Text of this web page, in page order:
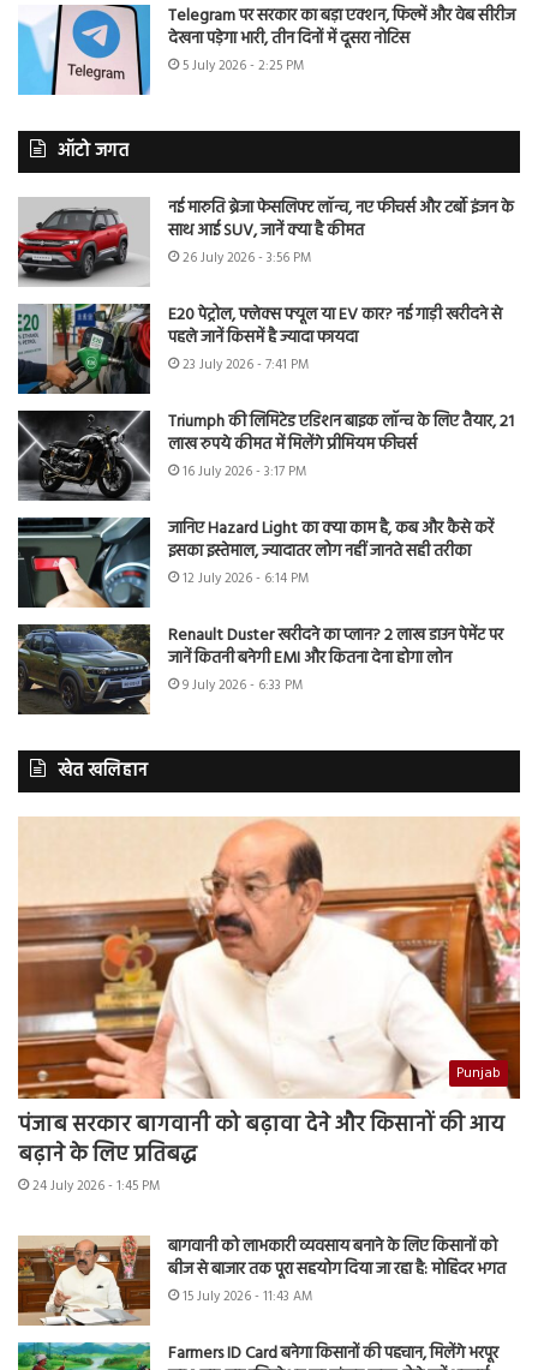
Telegram पर सरकार का बड़ा एक्शन, फिल्में और वेब सीरीज
देखना पड़ेगा भारी, तीन दिनों में दूसरा नोटिस
5 July 2026 - 2:25 PM
ऑटो जगत
नई मारुति ब्रेजा फेसलिफ्ट लॉन्च, नए फीचर्स और टर्बो इंजन के
साथ आई SUV, जानें क्या है कीमत
26 July 2026 - 3:56 PM
E20 पेट्रोल, फ्लेक्स फ्यूल या EV कार? नई गाड़ी खरीदने से
पहले जानें किसमें है ज्यादा फायदा
23 July 2026 - 7:41 PM
Triumph की लिमिटेड एडिशन बाइक लॉन्च के लिए तैयार, 21
लाख रुपये कीमत में मिलेंगे प्रीमियम फीचर्स
16 July 2026 - 3:17 PM
जानिए Hazard Light का क्या काम है, कब और कैसे करें
इसका इस्तेमाल, ज्यादातर लोग नहीं जानते सही तरीका
12 July 2026 - 6:14 PM
Renault Duster खरीदने का प्लान? 2 लाख डाउन पेमेंट पर
जानें कितनी बनेगी EMI और कितना देना होगा लोन
9 July 2026 - 6:33 PM
खेत खलिहान
Punjab
पंजाब सरकार बागवानी को बढ़ावा देने और किसानों की आय
बढ़ाने के लिए प्रतिबद्ध
24 July 2026 - 1:45 PM
बागवानी को लाभकारी व्यवसाय बनाने के लिए किसानों को
बीज से बाजार तक पूरा सहयोग दिया जा रहा है: मोहिंदर भगत
15 July 2026 - 11:43 AM
Farmers ID Card बनेगा किसानों की पहचान, मिलेंगे भरपूर